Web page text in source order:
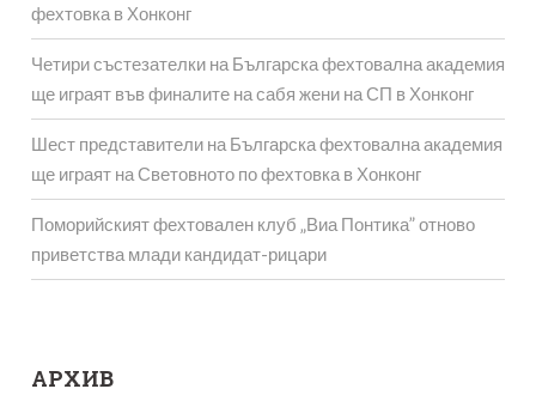
фехтовка в Хонконг
Четири състезателки на Българска фехтовална академия
ще играят във финалите на сабя жени на СП в Хонконг
Шест представители на Българска фехтовална академия
ще играят на Световното по фехтовка в Хонконг
Поморийският фехтовален клуб „Виа Понтика” отново
приветства млади кандидат-рицари
АРХИВ